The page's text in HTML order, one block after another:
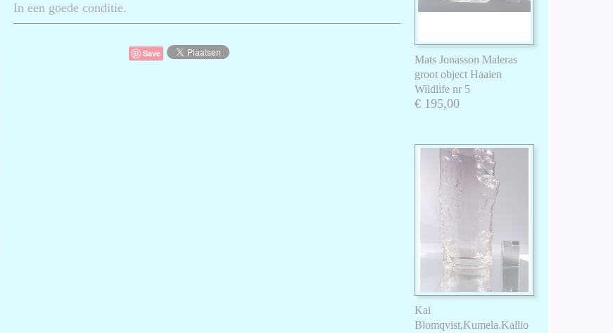
In een goede conditie.
Save
Mats Jonasson Maleras
groot object Haaien
Wildlife nr 5
€ 195,00
Kai
Blomqvist,Kumela.Kallio